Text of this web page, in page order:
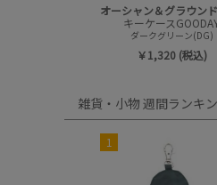
キーケース
ダークグリーン(DG)
￥1,320 (税込)
雑貨・小物 週間ランキ
1